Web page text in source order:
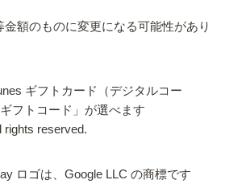
額のものに変更になる可能性があり
ギフトカード（デジタルコー
フトコード」が選べます
rights reserved.
ロゴは、Google LLC の商標です